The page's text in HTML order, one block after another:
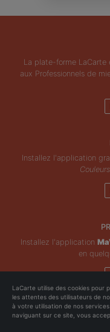
La plate-forme
aux Professionnels de
Installez l'application
Installez l'application
en
Copyright ©
LaCarte utilise des cookies pour
les attentes des utilisateurs de
à votre utilisation de nos
naviguant sur ce site, vous